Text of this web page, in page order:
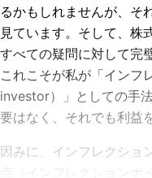
るかもしれませんが、そ
見ています。そして、株
すべての疑問に対して完
これこそが私が「インフ
investor）」としての手
要はなく、それでも利益
因みに、インフレクショ